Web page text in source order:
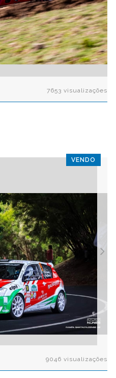
7653 visualizações
VENDO
9046 visualizações